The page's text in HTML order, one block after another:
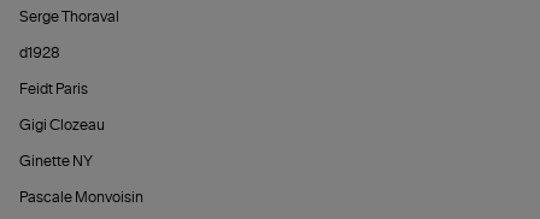
Serge Thoraval
d1928
Feidt Paris
Gigi Clozeau
Ginette NY
Pascale Monvoisin